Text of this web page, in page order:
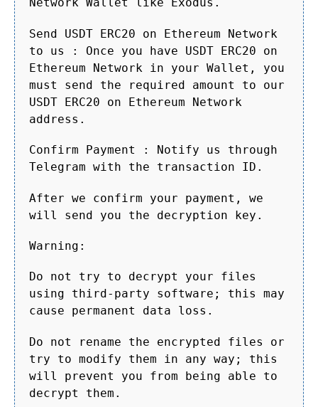
Send USDT ERC20 on Ethereum Network
to us : Once you have USDT ERC20 on
Ethereum Network in your Wallet, you
must send the required amount to our
USDT ERC20 on Ethereum Network
address.
Confirm Payment : Notify us through
Telegram with the transaction ID.
After we confirm your payment, we
will send you the decryption key.
Warning:
Do not try to decrypt your files
using third-party software; this may
cause permanent data loss.
Do not rename the encrypted files or
try to modify them in any way; this
will prevent you from being able to
decrypt them.